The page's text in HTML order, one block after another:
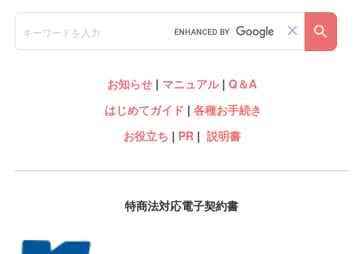
お知らせ| マニュアル| Q＆A
はじめてガイド | 各種お手続き
お役立ち | PR| 説明書
特商法対応電子契約書